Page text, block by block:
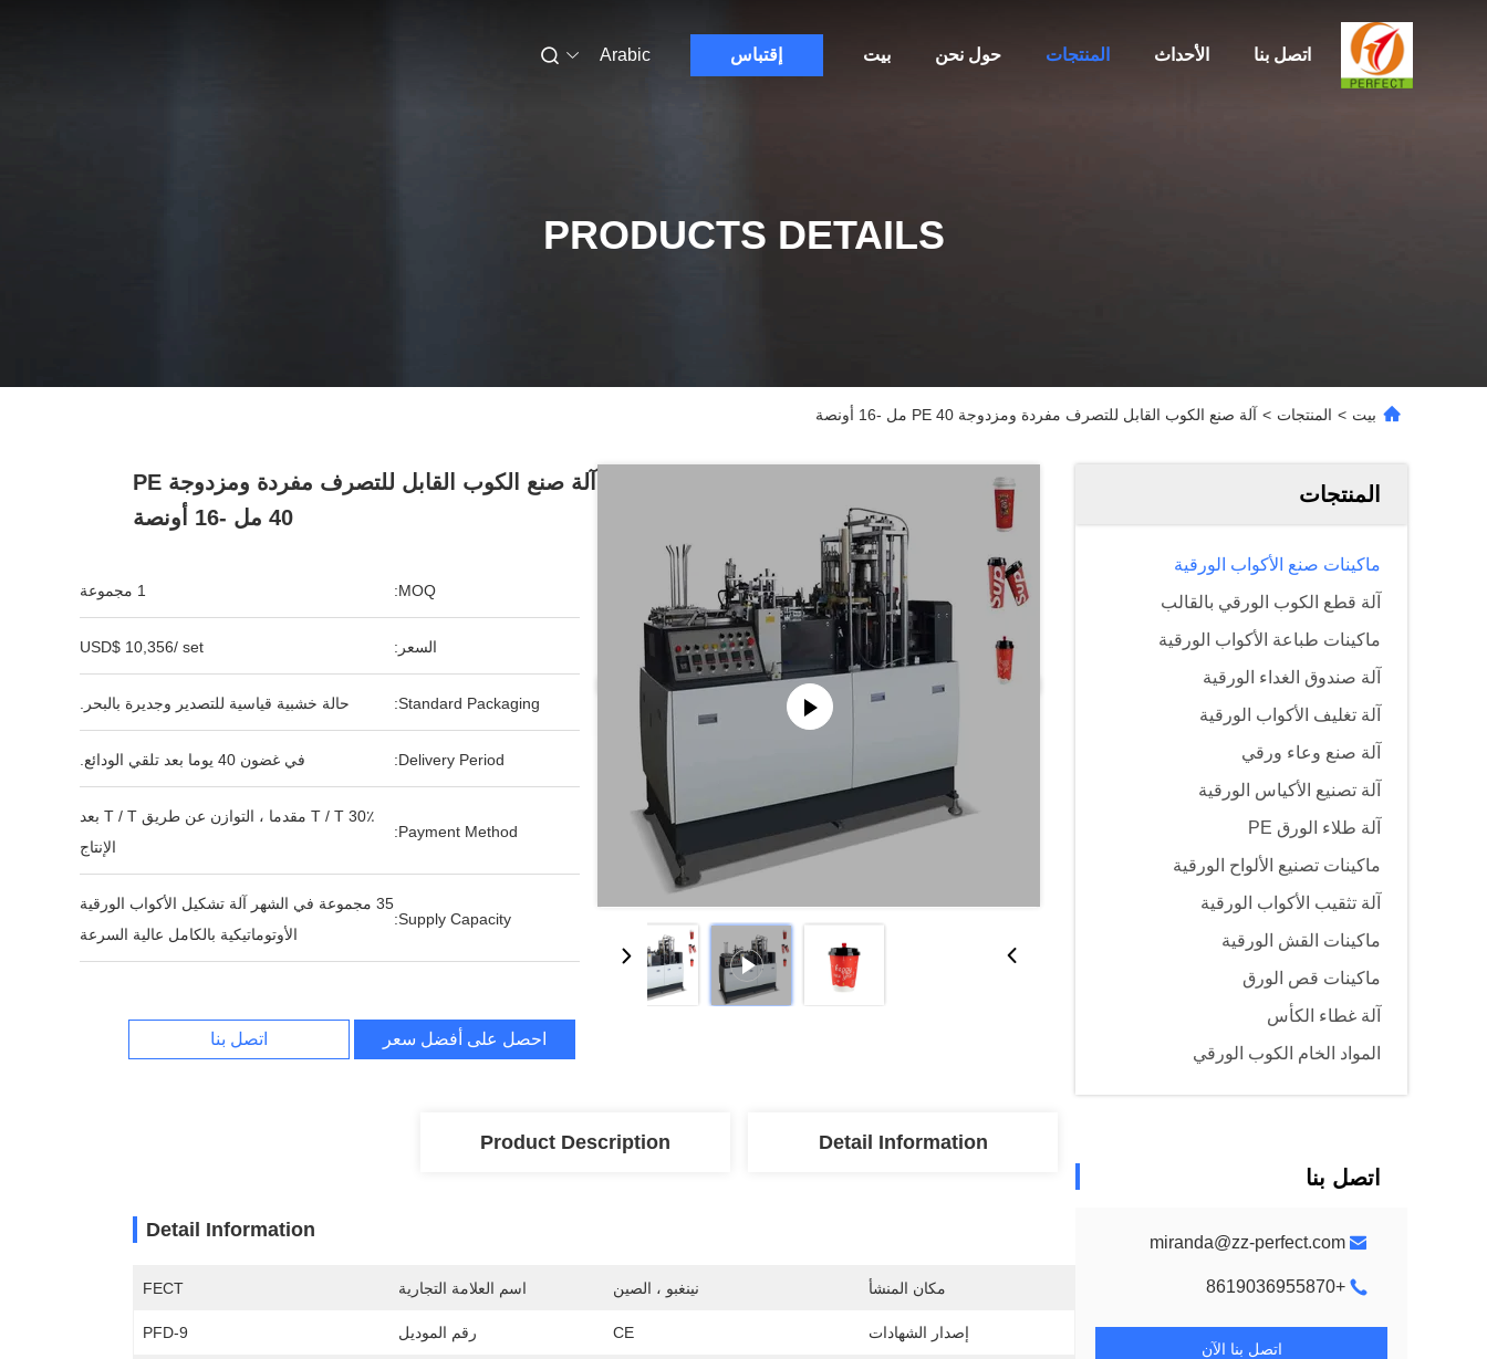
بيت حول نحن المنتجات الأحداث اتصل بنا إقتباس Arabic
PRODUCTS DETAILS
بيت > المنتجات > آلة صنع الكوب القابل للتصرف مفردة ومزدوجة PE 40 مل -16 أونصة
المنتجات
ماكينات صنع الأكواب الورقية
آلة قطع الكوب الورقي بالقالب
ماكينات طباعة الأكواب الورقية
آلة صندوق الغداء الورقية
آلة تغليف الأكواب الورقية
آلة صنع وعاء ورقي
آلة تصنيع الأكياس الورقية
آلة طلاء الورق PE
ماكينات تصنيع الألواح الورقية
آلة تثقيب الأكواب الورقية
ماكينات القش الورقية
ماكينات قص الورق
آلة غطاء الكأس
المواد الخام الكوب الورقي
اتصل بنا
miranda@zz-perfect.com
+8619036955870
اتصل بنا الآن
آلة صنع الكوب القابل للتصرف مفردة ومزدوجة PE
40 مل -16 أونصة
MOQ: 1 مجموعة
السعر: USD$ 10,356/ set
Standard Packaging: حالة خشبية قياسية للتصدير وجديرة بالبحر.
Delivery Period: في غضون 40 يوما بعد تلقي الودائع.
Payment Method:
T / T 30٪ مقدما ، التوازن عن طريق T / T بعد
الإنتاج
Supply Capacity:
35 مجموعة في الشهر آلة تشكيل الأكواب الورقية
الأوتوماتيكية بالكامل عالية السرعة
احصل على أفضل سعر اتصل بنا
Detail Information
Product Description
Detail Information
مكان المنشأ نينغبو ، الصين اسم العلامة التجارية FECT
إصدار الشهادات CE رقم الموديل PFD-9